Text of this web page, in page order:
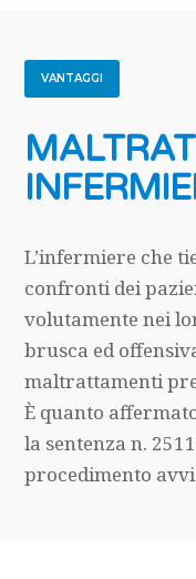
VANTAGGI
L’infermiere che
confronti dei
volutamente nei
brusca ed
maltrattamenti
È quanto
la sentenza n.
procedimento